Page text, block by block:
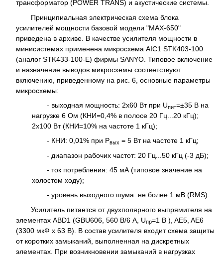
трансформатор (POWER TRANS) и акустические системы.
Принципиальная электрическая схема блока
усилителей мощности базовой модели "MAX-650"
приведена в архиве. В качестве усилителя мощности в
минисистемах применена микросхема AIC1 STK403-100
(аналог STK433-100-E) фирмы SANYO. Типовое включение
и назначение выводов микросхемы соответствуют
включению, приведенному на рис. 6, основные параметры
микросхемы:
- выходная мощность: 2x60 Вт при Uпит=±35 В на
нагрузке 6 Ом (КНИ=0,4% в полосе 20 Гц...20 кГц);
2x100 Вт (КНИ=10% на частоте 1 кГц);
- КНИ: 0,01% при Рвых = 5 Вт на частоте 1 кГц;
- диапазон рабочих частот: 20 Гц...50 кГц (-3 дБ);
- ток потребления: 45 мА (типовое значение на
холостом ходу);
- уровень выходного шума: не более 1 мВ (RMS).
Усилитель питается от двухполярного выпрямителя на
элементах ABD1 (GBU606, 560 В/6 А, Uпр=1 В ), AE5, AE6
(3300 мкФ x 63 В). В состав усилителя входит схема защиты
от коротких замыканий, выполненная на дискретных
элементах. При возникновении замыканий в нагрузках